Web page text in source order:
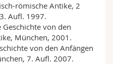
römische Antike, 2
Aufl. 1997.
von den
München, 2001.
von den Anfängen
7. Aufl. 2007.